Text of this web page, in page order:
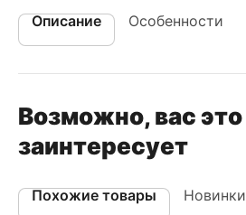
Описание Особенности
Возможно, вас это
заинтересует
Похожие товары Новинки